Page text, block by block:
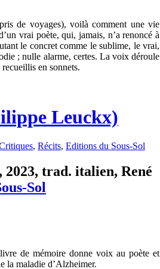
de voyages), voilà comment une vie
vrai poète, qui, jamais, n’a renoncé à
le concret comme le sublime, le vrai,
; nulle alarme, certes. La voix déroule
en sonnets.
Leuckx)
, Récits, Editions du Sous-Sol
trad. italien, René
Sol
de mémoire donne voix au poète et
la maladie d’Alzheimer.